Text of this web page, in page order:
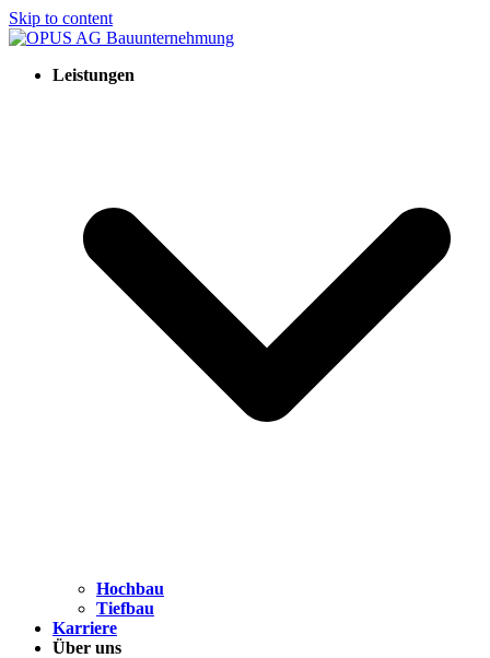
Skip to content
Leistungen
Hochbau
Tiefbau
Karriere
Über uns